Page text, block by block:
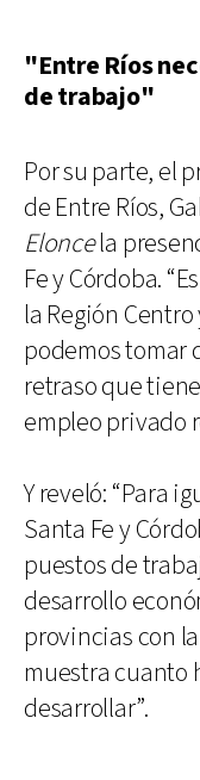
"Entre Ríos
de trabajo"
Por su parte, el
de Entre Ríos,
Eloncela
Fe y Córdoba.
la Región
podemos tomar
retraso que
empleo privado
Y reveló: “Para
Santa Fe y
puestos de
desarrollo
provincias con
muestra cuanto
desarrollar”.